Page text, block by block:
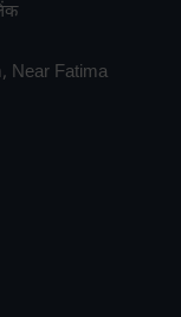
Near Fatima